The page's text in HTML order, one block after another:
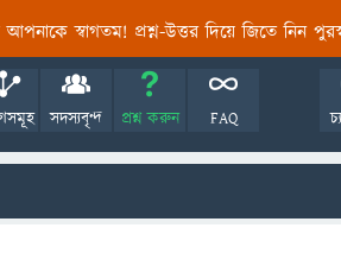
আপনাকে স্বাগতম! প্রশ্ন-উত্তর দিয়ে জিতে নিন
সদস্যবৃন্দ প্রশ্ন করুন FAQ